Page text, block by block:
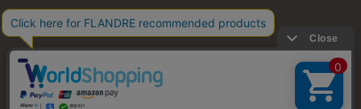
お問い合わせ 利用規約 プライバシーポリシー
特定商取引・古物営業法に基づく表示